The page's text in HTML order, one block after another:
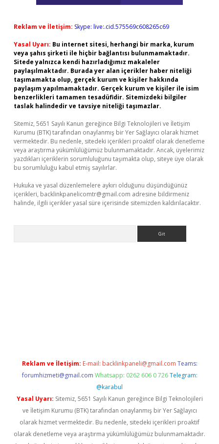
Reklam ve İletişim: Skype: live:.cid.575569c608265c69
Yasal Uyarı: Bu internet sitesi, herhangi bir marka, kurum
veya şahıs şirketi ile hiçbir bağlantısı bulunmamaktadır.
Sitede yalnızca kendi hazırladığımız makaleler
paylaşılmaktadır. Burada yer alan içerikler haber niteliği
taşımamakta olup, gerçek kurum ve kişiler hakkında
paylaşım yapılmamaktadır. Gerçek kurum ve kişiler ile isim
benzerlikleri tamamen tesadüfidir. Sitemizdeki bilgiler
taslak halindedir ve tavsiye niteliği taşımazlar.
Sitemiz, 5651 Sayılı Kanun gereğince Bilgi Teknolojileri ve İletişim
Kurumu (BTK) tarafından onaylanmış bir Yer Sağlayıcı olarak hizmet
vermektedir. Bu nedenle, sitedeki içerikleri proaktif olarak denetleme
veya araştırma yükümlülüğümüz bulunmamaktadır. Ancak, üyelerimiz
yazdıkları içeriklerin sorumluluğunu taşımakta olup, siteye üye olarak
bu sorumluluğu kabul etmiş sayılırlar.
Hukuka ve yasal düzenlemelere aykırı olduğunu düşündüğünüz
içerikleri, backlinkpanelicomtr@gmail.com adresine bildirmeniz
halinde, ilgili içerikler yasal süre içerisinde sitemizden kaldırılacaktır.
Reklam ve İletişim: E-mail: backlinkpaneli@gmail.com Teams:
forumhizmeti@gmail.com Whatsapp: 0262 606 0 726 Telegram:
@karabul
Yasal Uyarı: Sitemiz, 5651 Sayılı Kanun gereğince Bilgi Teknolojileri
ve İletişim Kurumu (BTK) tarafından onaylanmış bir Yer Sağlayıcı
olarak hizmet vermektedir. Bu nedenle, sitedeki içerikleri proaktif
olarak denetleme veya araştırma yükümlülüğümüz bulunmamaktadır.